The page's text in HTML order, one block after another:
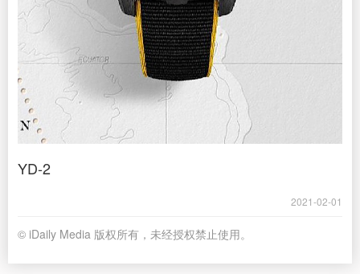
YD-2
2021-02-01
© iDaily Media 版权所有，未经授权禁止使用。